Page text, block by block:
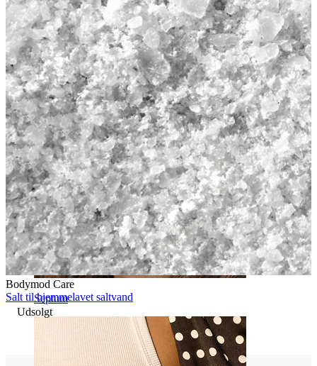
Navle
Septum
Bodymod Care
Salt til hjemmelavet saltvand
Udsolgt